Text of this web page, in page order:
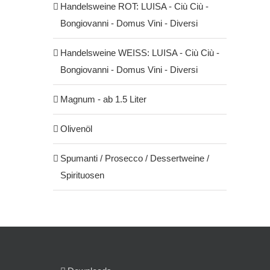
Handelsweine ROT: LUISA - Ciù Ciù -
Bongiovanni - Domus Vini - Diversi
Handelsweine WEISS: LUISA - Ciù Ciù -
Bongiovanni - Domus Vini - Diversi
Magnum - ab 1.5 Liter
Olivenöl
Spumanti / Prosecco / Dessertweine /
Spirituosen